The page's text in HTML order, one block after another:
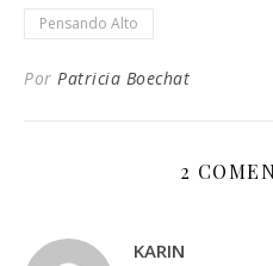
Pensando Alto
Por Patricia Boechat
2
KARIN